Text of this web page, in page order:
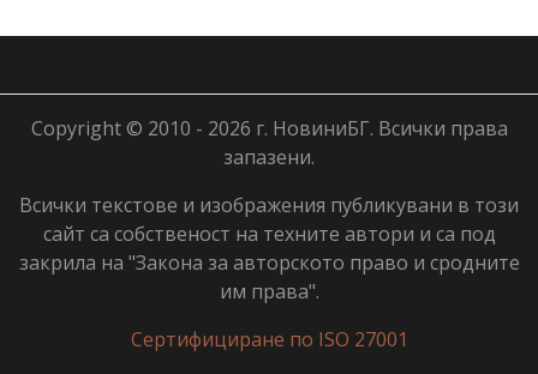
Copyright © 2010 - 2026 г. НовиниБГ. Всички права
запазени.
Всички текстове и изображения публикувани в този
сайт са собственост на техните автори и са под
закрила на "Закона за авторското право и сродните
им права".
Сертифициране по ISO 27001